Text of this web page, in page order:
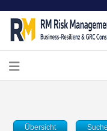
Übersicht